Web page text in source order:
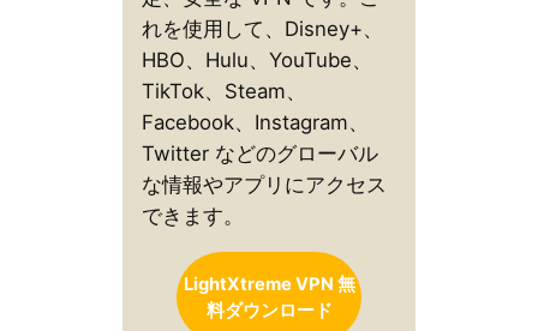
れを使用して、Disney+、
HBO、Hulu、YouTube、
TikTok、Steam、
Facebook、Instagram、
Twitter などのグローバル
な情報やアプリにアクセス
できます。
LightXtreme VPN 無
料ダウンロード